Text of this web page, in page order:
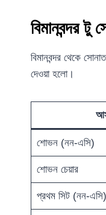
বিমানবন্দর টু
বিমানবন্দর থেকে
দেওয়া হলো।
শোভন (নন-এসি)
শোভন চেয়ার
প্রথম সিট (নন-এসি)